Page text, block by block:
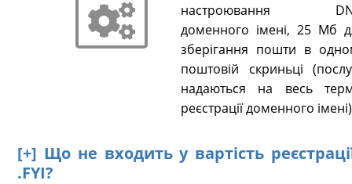
настроювання
доменного імені, 25 Мб
зберігання пошти в
поштовій скриньці
надаються на весь
реєстрації доменного
[+] Що не входить у вартість
.FYI?